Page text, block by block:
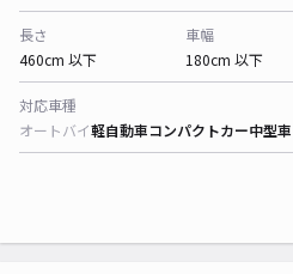
長さ
460cm 以下
車幅
180cm 以下
対応車種
オートバイ軽自動車コンパクトカー中型車